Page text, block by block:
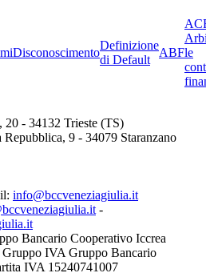
Disconoscimento
Definizione
di Default
ABFle
20 - 34132 Trieste (TS)
9 - 34079 Staranzano
info@bccveneziagiulia.it
-
Bancario Cooperativo Iccrea
Gruppo IVA Gruppo Bancario
IVA 15240741007